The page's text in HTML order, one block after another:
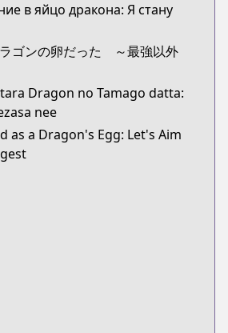
в яйцо дракона: Я стану
ゴンの卵だった ～最強以外
Dragon no Tamago datta:
nee
as a Dragon's Egg: Let's Aim